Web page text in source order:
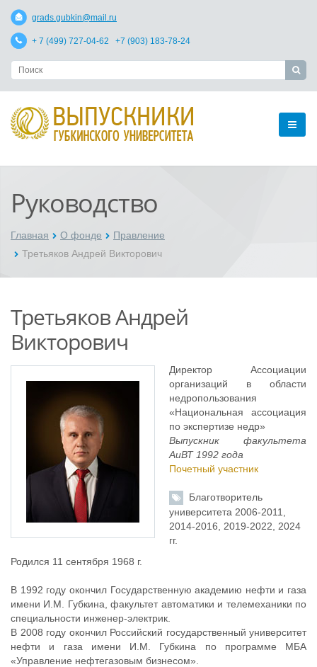
grads.gubkin@mail.ru
+ 7 (499) 727-04-62 +7 (903) 183-78-24
Руководство
Главная О фонде
Правление
Третьяков Андрей Викторович
Третьяков Андрей
Викторович
Директор Ассоциации
организаций в области
недропользования
«Национальная ассоциация
по экспертизе недр»
Выпускник факультета
АиВТ 1992 года
Почетный участник
Благотворитель
университета 2006-2011,
2014-2016, 2019-2022, 2024
гг.
Родился 11 сентября 1968 г.
В 1992 году окончил Государственную академию нефти и газа
имени И.М. Губкина, факультет автоматики и телемеханики по
специальности инженер-электрик.
В 2008 году окончил Российский государственный университет
нефти и газа имени И.М. Губкина по программе МБА
«Управление нефтегазовым бизнесом».